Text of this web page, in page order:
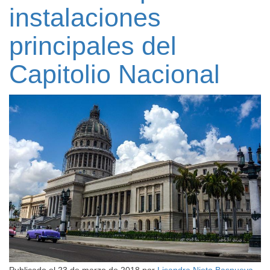
instalaciones
principales del
Capitolio Nacional